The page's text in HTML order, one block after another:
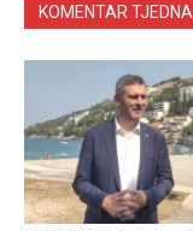
KOMENTAR TJEDNA